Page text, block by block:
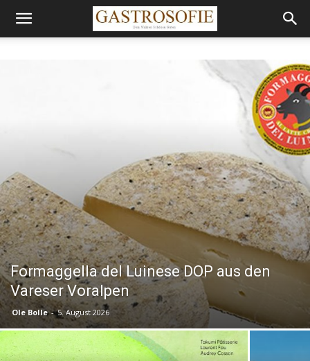
Formaggella del Luinese DOP aus den
Vareser Voralpen
Ole Bolle - 5. August 2026